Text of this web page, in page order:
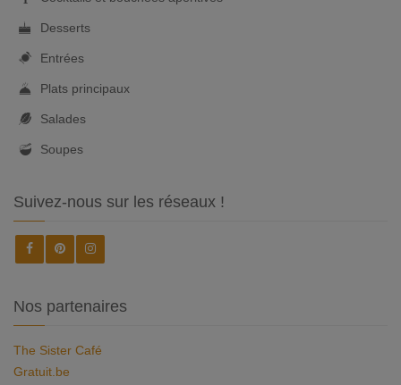
Desserts
Entrées
Plats principaux
Salades
Soupes
Suivez-nous sur les réseaux !
Nos partenaires
The Sister Café
Gratuit.be